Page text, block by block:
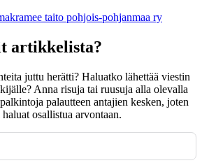
taito pohjois-pohjanmaa ry
artikkelista?
juttu herätti? Haluatko lähettää viestin
Anna risuja tai ruusuja alla olevalla
palautteen antajien kesken, joten
osallistua arvontaan.